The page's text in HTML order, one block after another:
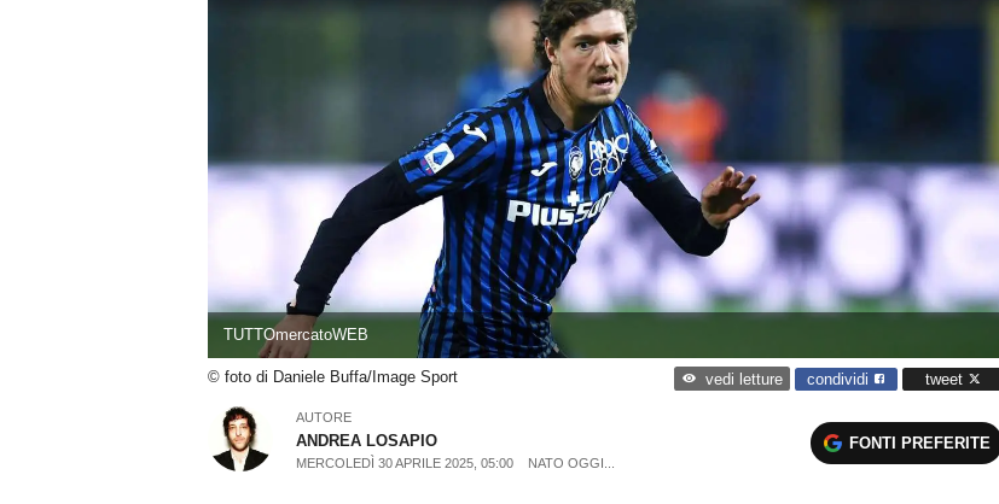
TUTTOmercatoWEB
© foto di Daniele Buffa/Image Sport vedi letture condividi tweet
AUTORE
ANDREA LOSAPIO
MERCOLEDÌ 30 APRILE 2025, 05:00 NATO OGGI...
FONTI PREFERITE